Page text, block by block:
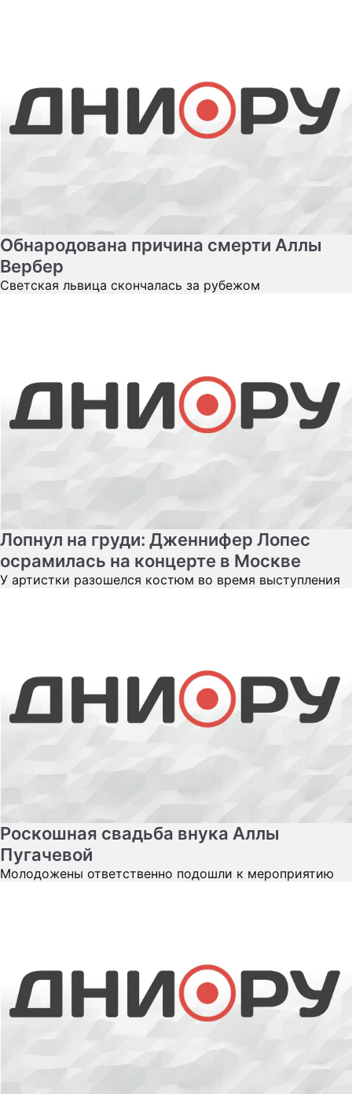
Обнародована причина смерти Аллы
Вербер
Светская львица скончалась за рубежом
Лопнул на груди: Дженнифер Лопес
осрамилась на концерте в Москве
У артистки разошелся костюм во время выступления
Роскошная свадьба внука Аллы
Пугачевой
Молодожены ответственно подошли к мероприятию